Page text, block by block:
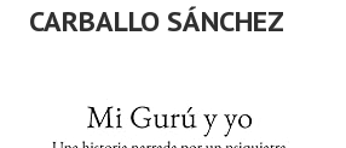
CARBALLO SÁNCHEZ